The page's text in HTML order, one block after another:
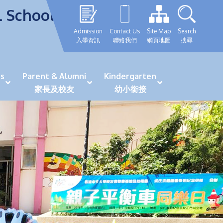
Admission
入學資訊
Contact Us
聯絡我們
Site Map
網頁地圖
Search
搜尋
School
Parent & Alumni
家長及校友
Kindergarten
幼小銜接